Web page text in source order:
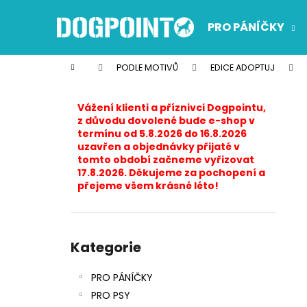
PRO PÁNÍČKY
Domů PODLE MOTIVŮ EDICE ADOPTUJ
Vážení klienti a příznivci Dogpointu,
z důvodu dovolené bude e-shop v
termínu od 5.8.2026 do 16.8.2026
uzavřen a objednávky přijaté v
tomto období začneme vyřizovat
17.8.2026. Děkujeme za pochopení a
přejeme všem krásné léto!
kategorie
Kategorie
PRO PÁNÍČKY
PRO PSY
í
Zpět
do
Zpět
do